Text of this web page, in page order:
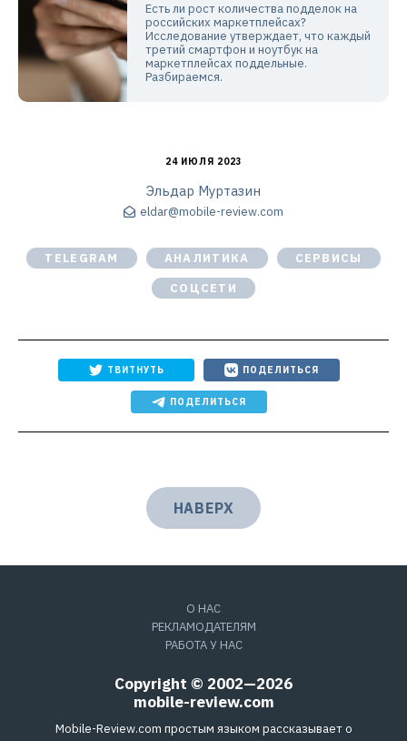
Есть ли рост количества подделок на
российских маркетплейсах?
Исследование утверждает, что каждый
третий смартфон и ноутбук на
маркетплейсах поддельные.
Разбираемся.
24 ИЮЛЯ 2023
Эльдар Муртазин
eldar@mobile-review.com
TELEGRAM АНАЛИТИКА
СЕРВИСЫ
СОЦСЕТИ
ТВИТНУТЬ ПОДЕЛИТЬСЯ
ПОДЕЛИТЬСЯ
НАВЕРХ
О НАС
РЕКЛАМОДАТЕЛЯМ
РАБОТА У НАС
Copyright © 2002—2026
mobile-review.com
Mobile-Review.com простым языком рассказывает о